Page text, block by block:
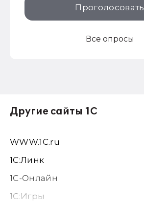
Проголосовать
Все опросы
Другие сайты 1С
WWW.1С.ru
1С:Линк
1С-Онлайн
1C:Игры